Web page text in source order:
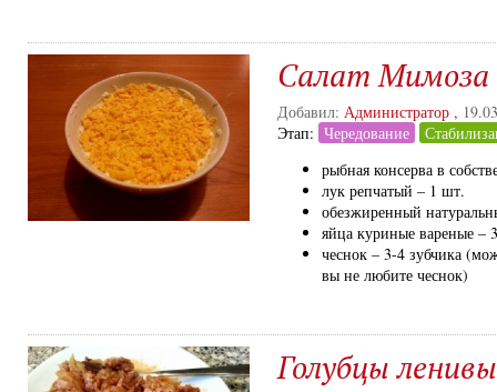
Салат Мимоза
Добавил: Администратор ,
Этап: Чередование
рыбная консерва в
лук репчатый – 1 шт.
обезжиренный
яйца куриные вареные –
чеснок – 3-4 зубчика
вы не любите чеснок)
Голубцы